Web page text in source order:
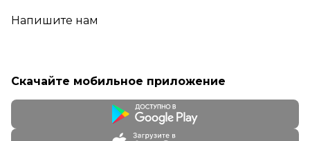
Напишите нам
Скачайте мобильное приложение